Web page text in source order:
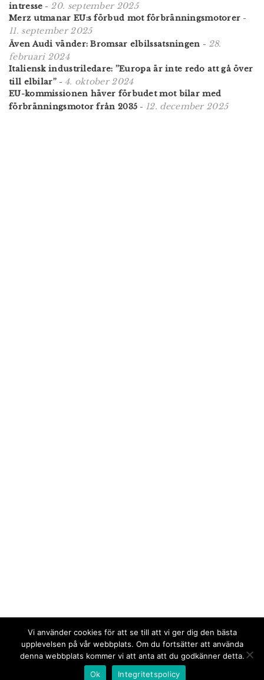
intresse - 20. september 2025
Merz utmanar EU:s förbud mot förbränningsmotorer -
11. september 2025
Även Audi vänder: Bromsar elbilssatsningen - 28.
februari 2024
Italiensk industriledare: ”Europa är inte redo att gå över
till elbilar”- 4. oktober 2024
EU-kommissionen häver förbudet mot bilar med
förbränningsmotor från 2035 - 12. december 2025
Vi använder cookies för att se till att vi ger dig den bästa
upplevelsen på vår webbplats. Om du fortsätter att använda
denna webbplats kommer vi att anta att du godkänner detta.
Ok
Integritetspolicy